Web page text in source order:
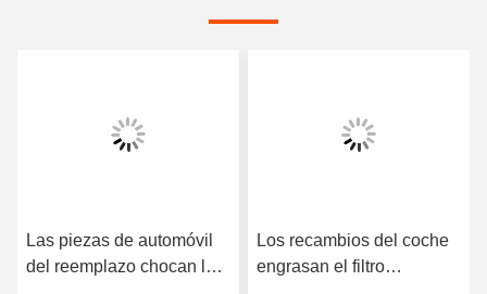
Las piezas de automóvil
del reemplazo chocan los
Los recambios del coche
engrasan el filtro